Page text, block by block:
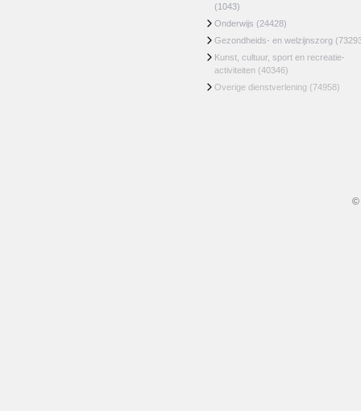
(1043)
Onderwijs (24428)
Gezondheids- en welzijnszorg
Kunst, cultuur, sport en recreatie-
activiteiten (40346)
Overige dienstverlening (74958)
©